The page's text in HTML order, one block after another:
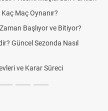
Maç Oynanır?
Başlıyor ve Bitiyor?
Güncel Sezonda Nasıl
ve Karar Süreci